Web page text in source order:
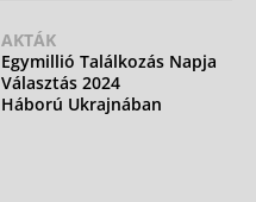
AKTÁK
Egymillió Találkozás Napja
Választás 2024
Háború Ukrajnában